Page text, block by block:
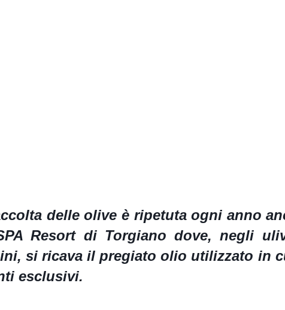
delle olive è ripetuta ogni anno
Resort di Torgiano dove, negli
si ricava il pregiato olio utilizzato in
esclusivi.